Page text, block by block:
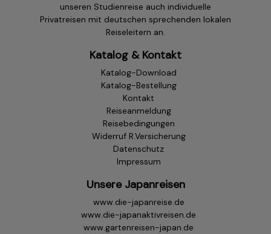
unseren Studienreise auch individuelle
Privatreisen mit deutschen sprechenden lokalen
Reiseleitern an.
Katalog & Kontakt
Katalog-Download
Katalog-Bestellung
Kontakt
Reiseanmeldung
Reisebedingungen
Widerruf R.Versicherung
Datenschutz
Impressum
Unsere Japanreisen
www.die-japanreise.de
www.die-japanaktivreisen.de
www.gartenreisen-japan.de